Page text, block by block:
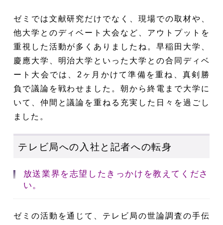
ゼミでは文献研究だけでなく、現場での取材や、
他大学とのディベート大会など、アウトプットを
重視した活動が多くありましたね。早稲田大学、
慶應大学、明治大学といった大学との合同ディベ
ート大会では、2ヶ月かけて準備を重ね、真剣勝
負で議論を戦わせました。朝から終電まで大学に
いて、仲間と議論を重ねる充実した日々を過ごし
ました。
テレビ局への入社と記者への転身
放送業界を志望したきっかけを教えてくださ
い。
ゼミの活動を通じて、テレビ局の世論調査の手伝